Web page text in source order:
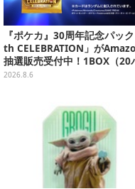
『ポケカ』30周年記念パッ
th CELEBRATION」が
抽選販売受付中！1BOX（20
ク入り）
2026.8.6